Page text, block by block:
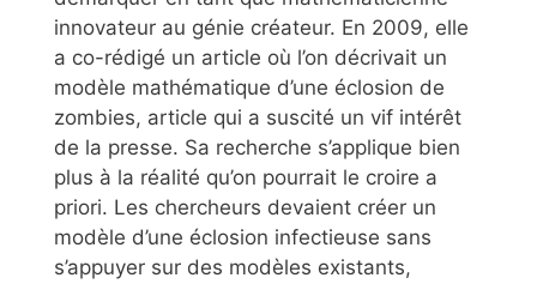
innovateur au génie créateur. En 2009, elle
a co-rédigé un article où l’on décrivait un
modèle mathématique d’une éclosion de
zombies, article qui a suscité un vif intérêt
de la presse. Sa recherche s’applique bien
plus à la réalité qu’on pourrait le croire a
priori. Les chercheurs devaient créer un
modèle d’une éclosion infectieuse sans
s’appuyer sur des modèles existants,